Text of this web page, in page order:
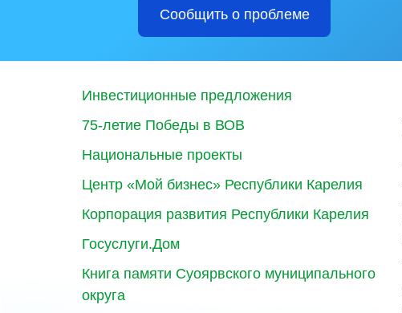
Сообщить о проблеме
Инвестиционные предложения
75-летие Победы в ВОВ
Национальные проекты
Центр «Мой бизнес» Республики Карелия
Корпорация развития Республики Карелия
Госуслуги.Дом
Книга памяти Суоярвского муниципального
округа